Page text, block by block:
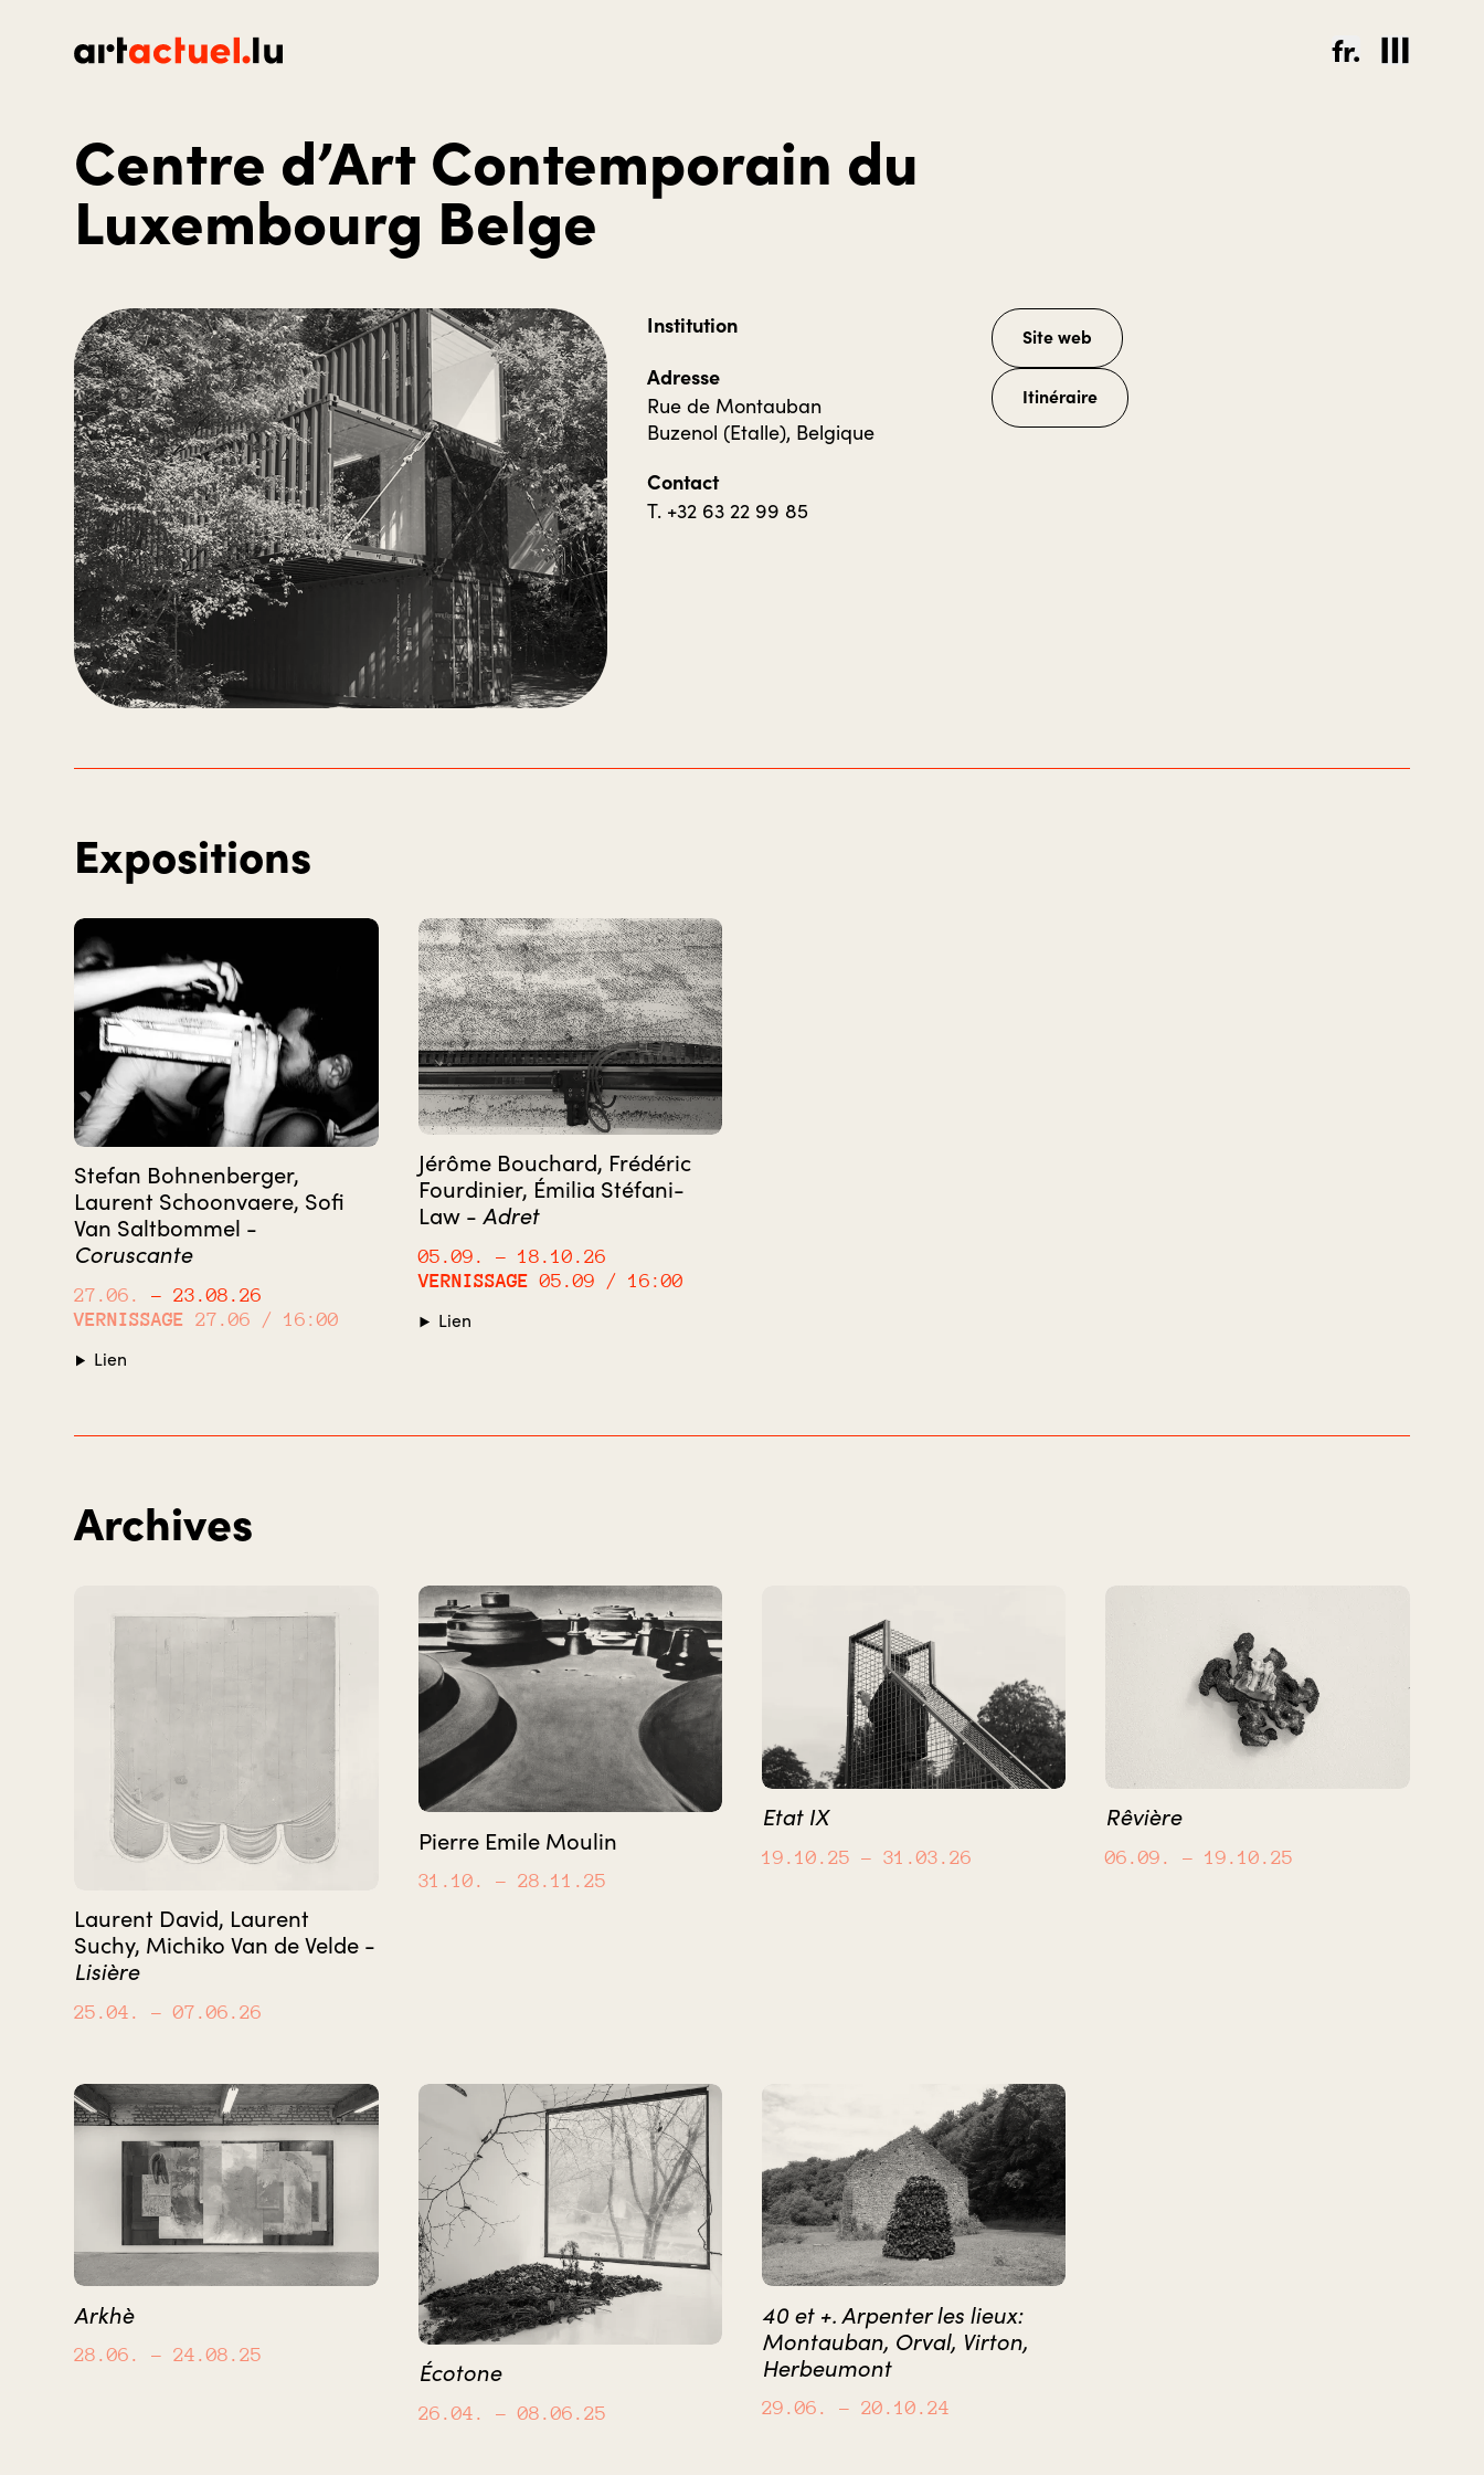
fr.
Centre d’Art Contemporain du
Luxembourg Belge
Institution
Adresse
Rue de Montauban
Buzenol (Etalle), Belgique
Contact
T. +32 63 22 99 85
Site web
Itinéraire
Expositions
Stefan Bohnenberger,
Laurent Schoonvaere, Sofi
Van Saltbommel -
Coruscante
27.06.
– 23.08.26
VERNISSAGE
27.06 / 16:00
Lien
Jérôme Bouchard, Frédéric
Fourdinier, Émilia Stéfani-
Law - Adret
05.09.
– 18.10.26
VERNISSAGE 05.09 / 16:00
Lien
Archives
Laurent David, Laurent
Suchy, Michiko Van de Velde -
Lisière
25.04. – 07.06.26
Pierre Emile Moulin
31.10. – 28.11.25
Etat IX
19.10.25 – 31.03.26
Rêvière
06.09. – 19.10.25
Arkhè
28.06. – 24.08.25
Écotone
26.04. – 08.06.25
40 et +. Arpenter les lieux:
Montauban, Orval, Virton,
Herbeumont
29.06. – 20.10.24